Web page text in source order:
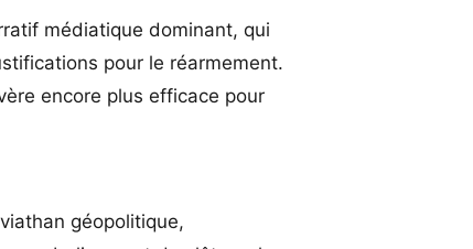
médiatique dominant, qui
pour le réarmement.
encore plus efficace pour
géopolitique,